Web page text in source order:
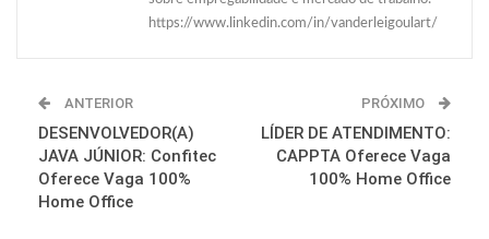
https://www.linkedin.com/in/vanderleigoulart/
ANTERIOR
DESENVOLVEDOR(A)
JAVA JÚNIOR: Confitec
Oferece Vaga 100%
Home Office
PRÓXIMO
LÍDER DE ATENDIMENTO:
CAPPTA Oferece Vaga
100% Home Office